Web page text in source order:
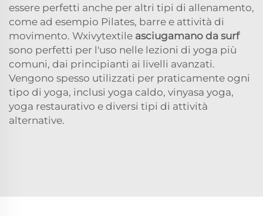
essere perfetti anche per altri tipi di allenamento,
come ad esempio Pilates, barre e attività di
movimento. Wxivytextile asciugamano da surf
sono perfetti per l'uso nelle lezioni di yoga più
comuni, dai principianti ai livelli avanzati.
Vengono spesso utilizzati per praticamente ogni
tipo di yoga, inclusi yoga caldo, vinyasa yoga,
yoga restaurativo e diversi tipi di attività
alternative.